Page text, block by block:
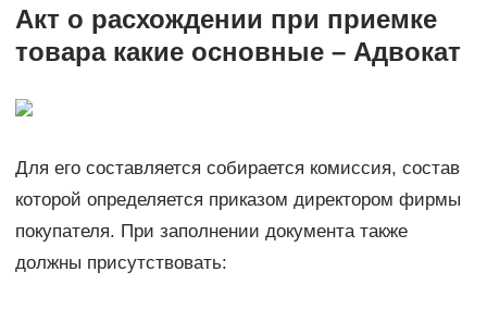
Акт о расхождении при приемке
товара какие основные – Адвокат
Для его составляется собирается комиссия, состав
которой определяется приказом директором фирмы
покупателя. При заполнении документа также
должны присутствовать: